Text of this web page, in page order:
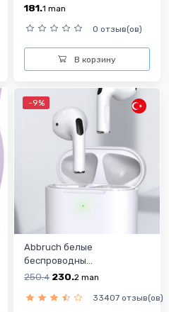
181.1 man
0 отзыв(ов)
В корзину
-9%
Abbruch белые
беспроводны...
250.4 230.2 man
33407 отзыв(ов)